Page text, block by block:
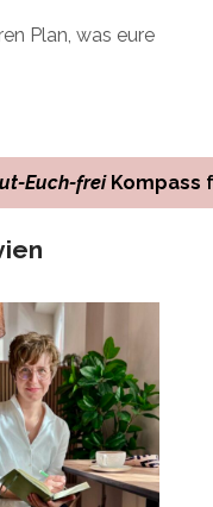
Plan, was eure
Euch-freiKompass